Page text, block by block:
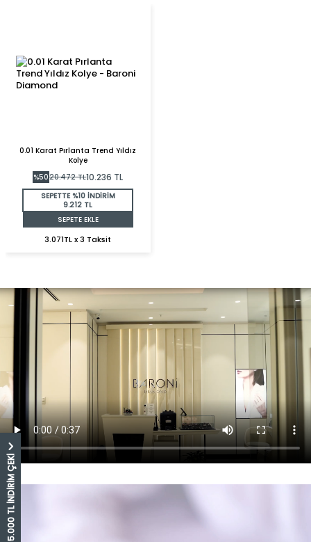
5.000 TL İNDİRİM ÇEKİ
0.01 Karat Pırlanta Trend Yıldız
Kolye
%5020.472TL10.236 TL
SEPETTE %10 İNDİRİM
9.212 TL
SEPETE EKLE
3.071TL x 3 Taksit